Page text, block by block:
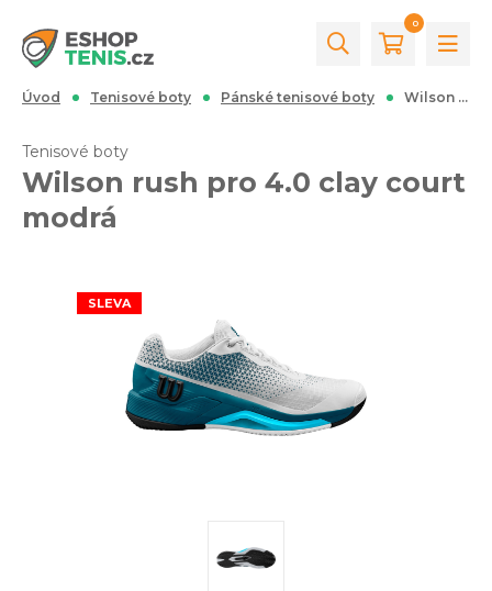
0
Úvod Tenisové boty Pánské tenisové boty Wilson rush pro 4.0 clay court modrá
Tenisové boty
Wilson rush pro 4.0 clay court
modrá
SLEVA